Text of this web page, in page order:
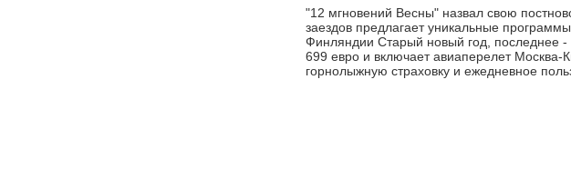
"12 мгновений Весны" назвал свою
заездов предлагает уникальные
Финляндии Старый новый год, последнее
699 евро и включает авиаперелет Москва-
горнолыжную страховку и ежедневное